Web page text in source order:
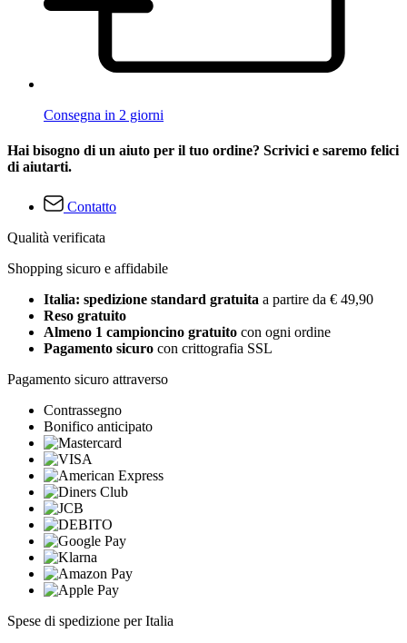
Consegna in 2 giorni
Hai bisogno di un aiuto per il tuo ordine? Scrivici e saremo felici
di aiutarti.
Contatto
Qualità verificata
Shopping sicuro e affidabile
Italia: spedizione standard gratuita a partire da € 49,90
Reso gratuito
Almeno 1 campioncino gratuito con ogni ordine
Pagamento sicuro con crittografia SSL
Pagamento sicuro attraverso
Contrassegno
Bonifico anticipato
Spese di spedizione per Italia